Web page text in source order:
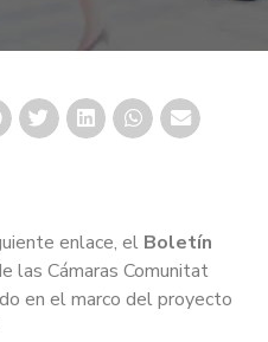
enlace, el Boletín
las Cámaras Comunitat
en el marco del proyecto